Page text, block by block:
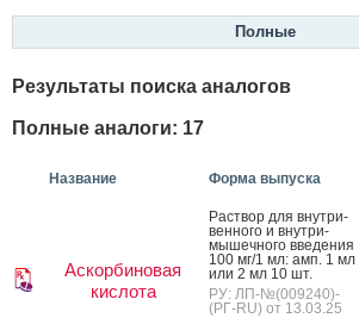
Полные
Результаты поиска аналогов
Полные аналоги: 17
Название Форма выпуска
Аскорбиновая
кислота
Рас­твор для внут­ри­
вен­но­го и внут­ри­
мышеч­но­го вве­дения
100 мг/1 мл: амп. 1 мл
или 2 мл 10 шт.
РУ: ЛП-№(009240)-
(РГ-RU) от 13.03.25